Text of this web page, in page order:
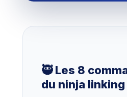
🥷 Les 8
du ninja linking